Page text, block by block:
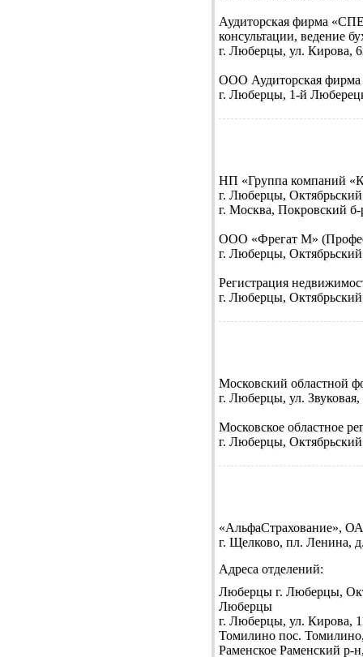
Аудиторская фирма
консультации, ведение
г. Люберцы, ул. Кирова,
ООО Аудиторская фирма
г. Люберцы, 1-й
НП «Группа компаний
г. Люберцы,
г. Москва, Покровский б-
ООО «Фрегат М»
г. Люберцы,
Регистрация
г. Люберцы,
Московский областной
г. Люберцы, ул.
Московское областное
г. Люберцы, Октябрьский
«АльфаСтрахование»,
г. Щелково, пл. Ленина,
Адреса отделений:
Люберцы г. Люберцы,
Люберцы
г. Люберцы, ул. Кирова,
Томилино пос.
Раменское Раменский р-